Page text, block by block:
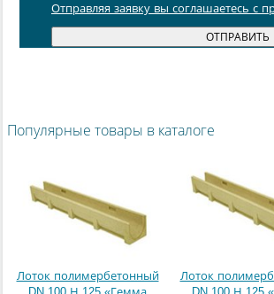
Отправляя заявку вы соглашаетесь с
Популярные товары в каталоге
Лоток полимербетонный
Лоток